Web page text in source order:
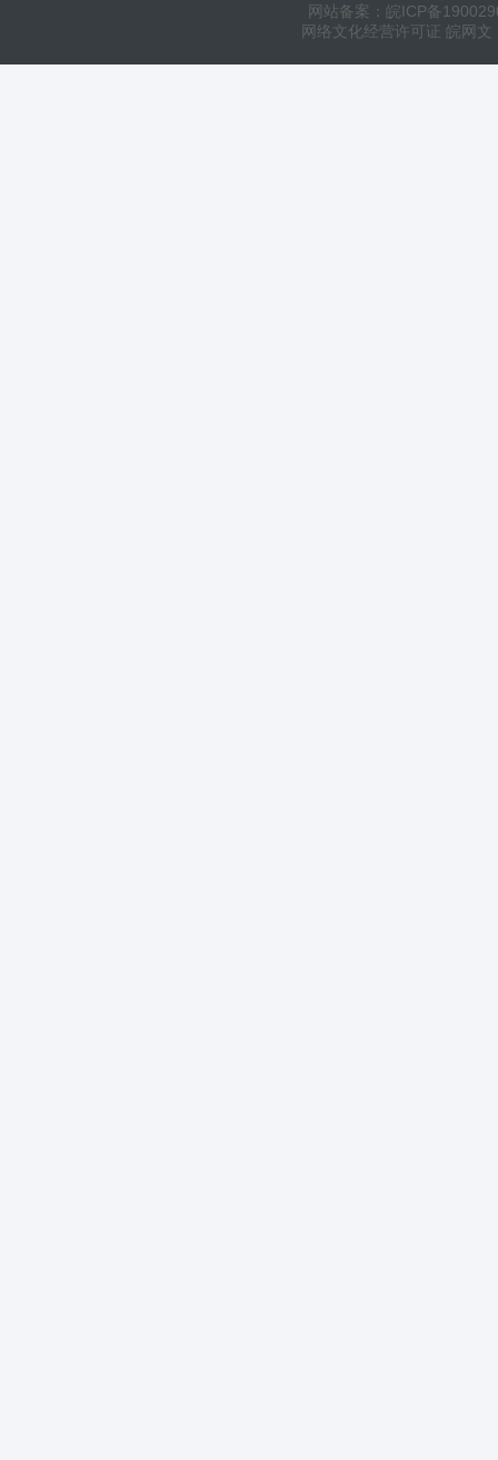
网站备案：皖ICP备
网络文化经营许可证 皖网